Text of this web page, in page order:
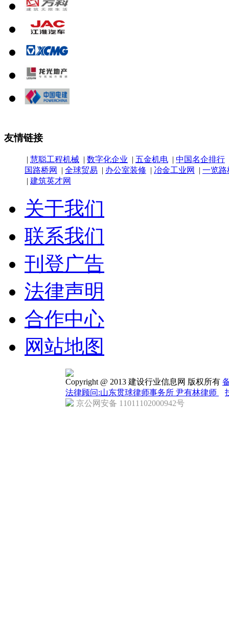
友情链接
| 慧聪工程机械 | 数字化企业 | 五金机电 | 中国名企排行
国路桥网
| 全球贸易 | 办公室装修 | 冶金工业网 | 一览路
| 建筑英才网
关于我们
联系我们
刊登广告
法律声明
合作中心
网站地图
Copyright @ 2013 建设行业信息网 版权所有
法律顾问:山东贯球律师事务所 尹有林律师
京公网安备 11011102000942号